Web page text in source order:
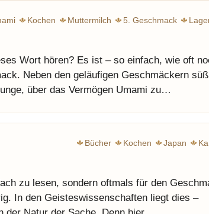
Kochen Muttermilch 5. Geschmack
Wort hören? Es ist – so einfach, wie oft
Neben den geläufigen Geschmäckern
über das Vermögen Umami zu…
Bücher Kochen Japan
zu lesen, sondern oftmals für den
In den Geisteswissenschaften liegt dies –